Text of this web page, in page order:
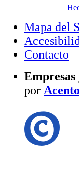
Mapa del
Contacto
por